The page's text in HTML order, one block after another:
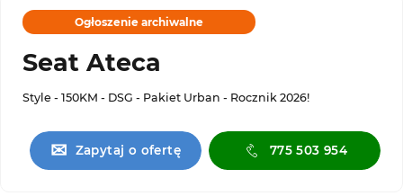
Ogłoszenie archiwalne
Seat Ateca
Style - 150KM - DSG - Pakiet Urban - Rocznik 2026!
✉ Zapytaj o ofertę 775 503 954